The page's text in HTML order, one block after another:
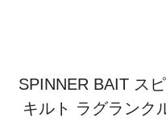
SPINNER BAIT ス
キルト ラグランク